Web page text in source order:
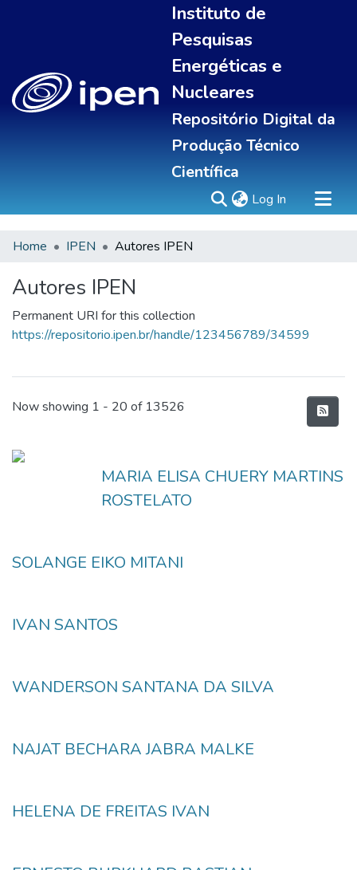
Instituto de
Pesquisas
Energéticas e
Nucleares
Repositório Digital da
Produção Técnico
Científica
Log In (current)
Sobre
Communities & Collections
Statistics
Home IPEN Autores IPEN
Autores IPEN
Permanent URI for this collection
https://repositorio.ipen.br/handle/123456789/34599
Recent Submissions
Now showing 1 - 20 of 13526
MARIA ELISA CHUERY MARTINS
ROSTELATO
SOLANGE EIKO MITANI
IVAN SANTOS
WANDERSON SANTANA DA SILVA
NAJAT BECHARA JABRA MALKE
HELENA DE FREITAS IVAN